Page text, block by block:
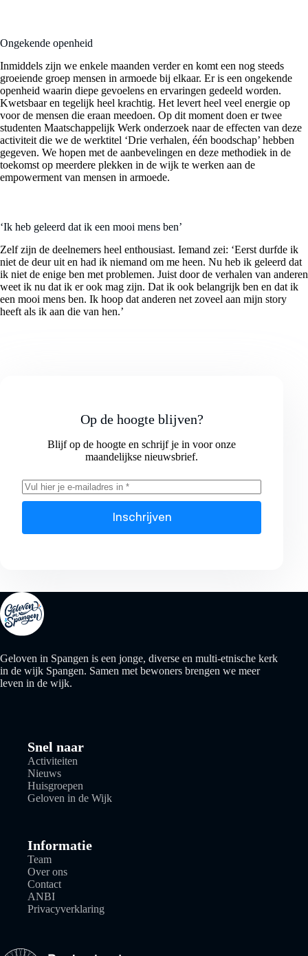
Ongekende openheid
Inmiddels zijn we enkele maanden verder en komt een nog steeds
groeiende groep mensen in armoede bij elkaar. Er is een ongekende
openheid waarin diepe gevoelens en ervaringen gedeeld worden.
Kwetsbaar en tegelijk heel krachtig. Het levert heel veel energie op
voor de mensen die eraan meedoen. Op dit moment doen er twee
studenten Maatschappelijk Werk onderzoek naar de effecten van deze
activiteit die we de werktitel ‘Drie verhalen, één boodschap’ hebben
gegeven. We hopen met de aanbevelingen en deze methodiek in de
toekomst op meerdere plekken in de wijk te werken aan de
empowerment van mensen in armoede.
‘Ik heb geleerd dat ik een mooi mens ben’
Zelf zijn de deelnemers heel enthousiast. Iemand zei: ‘Eerst durfde ik
niet de deur uit en had ik niemand om me heen. Nu heb ik geleerd dat
ik niet de enige ben met problemen. Juist door de verhalen van anderen
weet ik nu dat ik er ook mag zijn. Dat ik ook belangrijk ben en dat ik
een mooi mens ben. Ik hoop dat anderen net zoveel aan mijn story
heeft als ik aan die van hen.’
Op de hoogte blijven?
Blijf op de hoogte en schrijf je in voor onze
maandelijkse nieuwsbrief.
Inschrijven
Geloven in Spangen is een jonge, diverse en multi-etnische kerk
in de wijk Spangen. Samen met bewoners brengen we meer
leven in de wijk.
Snel naar
Activiteiten
Nieuws
Huisgroepen
Geloven in de Wijk
Informatie
Team
Over ons
Contact
ANBI
Privacyverklaring